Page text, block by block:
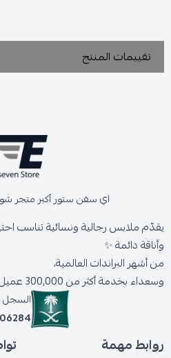
تقييمات المنتج
اي سفن ستور أكبر متجر
يقدّم ملابس رجالية ونسائية تناسب
وأناقة دائمة ✨
من أشهر البراندات العالمية،
وسعداء بخدمة أكثر من 300,000 عميل حول المملكة.
السجل
روابط مهمة